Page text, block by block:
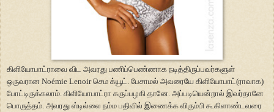
கிளியோபாட்ராவை விட அவரது பணிப்பெண்ணாக நடித்திருப்பவர்களுள்
ஒருவரான Noémie Lenoirசெம க்யூட். பேசாமல் அவரையே கிளியோபாட்(ராவாக)
போட்டிருக்கலாம். கிளியோபாட்ரா கருப்பழகி தானே. அப்படியென்றால் இவர்தானே
பொருத்தம். அவரது ஸ்டில்லை நம்ம பதிவில் இணைக்க விரும்பி கூகிளாண்டவரை